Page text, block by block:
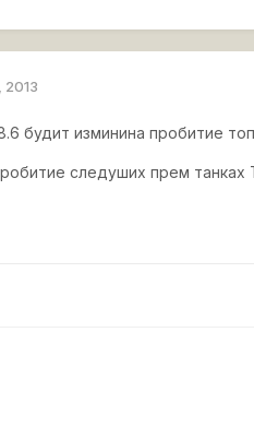
2013
будит изминина пробитие топ
следуших прем танках